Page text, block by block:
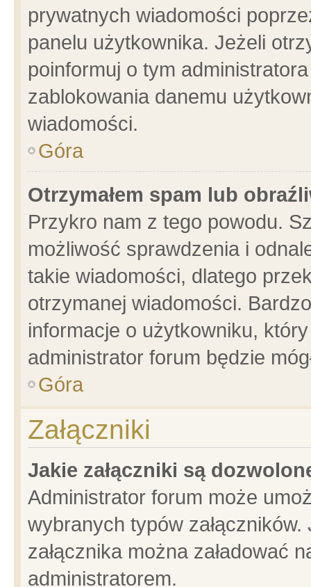
prywatnych wiadomości
panelu użytkownika. Jeżeli
poinformuj o tym
zablokowania danemu
wiadomości.
Góra
Otrzymałem spam lub
Przykro nam z tego powodu.
możliwość sprawdzenia i
takie wiadomości, dlatego
otrzymanej wiadomości.
informacje o użytkowniku,
administrator forum będzie
Góra
Załączniki
Jakie załączniki są
Administrator forum może
wybranych typów
załącznika można załadować
administratorem.